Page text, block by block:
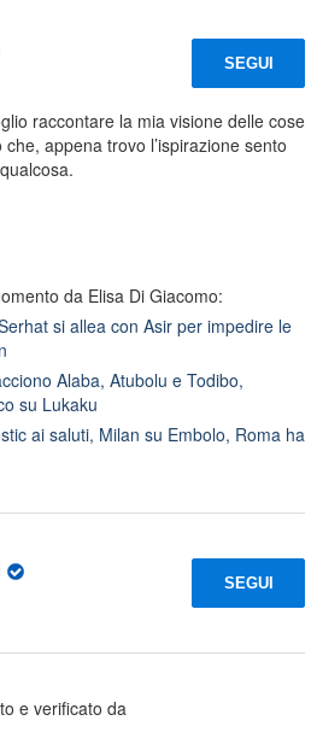
SEGUI
raccontare la mia visione delle cose
appena trovo l’ispirazione sento
da Elisa Di Giacomo:
si allea con Asir per impedire le
Alaba, Atubolu e Todibo,
su Lukaku
ai saluti, Milan su Embolo, Roma ha
SEGUI
e verificato da